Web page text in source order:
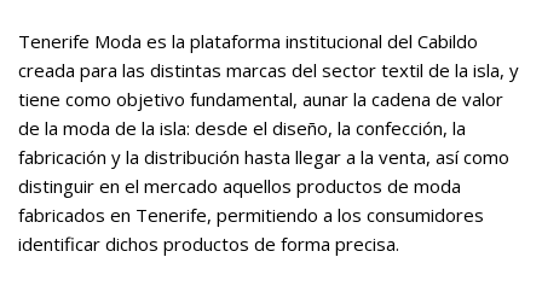
Tenerife Moda es la plataforma institucional del Cabildo
creada para las distintas marcas del sector textil de la isla, y
tiene como objetivo fundamental, aunar la cadena de valor
de la moda de la isla: desde el diseño, la confección, la
fabricación y la distribución hasta llegar a la venta, así como
distinguir en el mercado aquellos productos de moda
fabricados en Tenerife, permitiendo a los consumidores
identificar dichos productos de forma precisa.